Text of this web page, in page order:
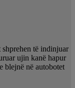
të indinjuar
ujin kanë hapur
blejnë në autobotet